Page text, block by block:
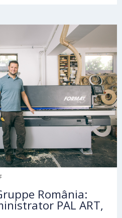
România:
PAL ART,